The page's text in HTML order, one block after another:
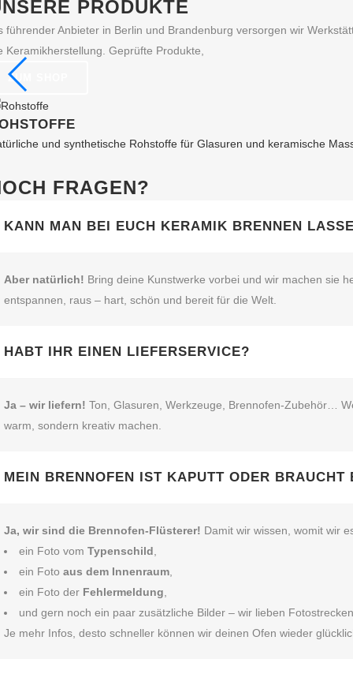
Optionen
können
auf
der
Produktseite
gewählt
werden
PRODUKTE
führender Anbieter in Berlin und Brandenburg versorgen wir
Keramikherstellung. Geprüfte Produkte,
ZUM SHOP
und synthetische Rohstoffe für Glasuren und keramische
FRAGEN?
KANN MAN BEI EUCH KERAMIK BRENNEN
Aber natürlich! Bring deine Kunstwerke vorbei und wir machen sie
entspannen, raus – hart, schön und bereit für die Welt.
HABT IHR EINEN LIEFERSERVICE?
Ja – wir liefern! Ton, Glasuren, Werkzeuge, Brennofen‑Zubehör…
warm, sondern kreativ machen.
MEIN BRENNOFEN IST KAPUTT ODER
Ja, wir sind die Brennofen‑Flüsterer! Damit wir wissen, womit wir
ein Foto vom Typenschild,
ein Foto aus dem Innenraum,
ein Foto der Fehlermeldung,
und gern noch ein paar zusätzliche Bilder – wir lieben
Je mehr Infos, desto schneller können wir deinen Ofen wieder